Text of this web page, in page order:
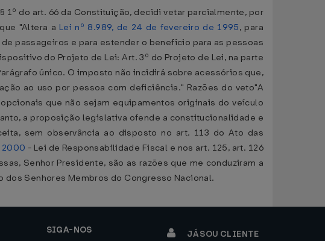
1º do art. 66 da Constituição, decidi vetar parcialmente, por
"Altera a Lei nº 8.989, de 24 de fevereiro de 1995, para
passageiros e para estender o benefício para as pessoas
do Projeto de Lei: Art. 3º do Projeto de Lei, na parte
único. O imposto não incidirá sobre acessórios que,
ao uso por pessoa com deficiência." Razões do veto"A
que não sejam equipamentos originais do veículo
a proposição legislativa ofende a constitucionalidade e
sem observância ao disposto no art. 113 do Ato das
2000 - Lei de Responsabilidade Fiscal e nos art. 125, art. 126
Senhor Presidente, são as razões que me conduziram a
Senhores Membros do Congresso Nacional.
SIGA-NOS JÁ SOU CLIENTE